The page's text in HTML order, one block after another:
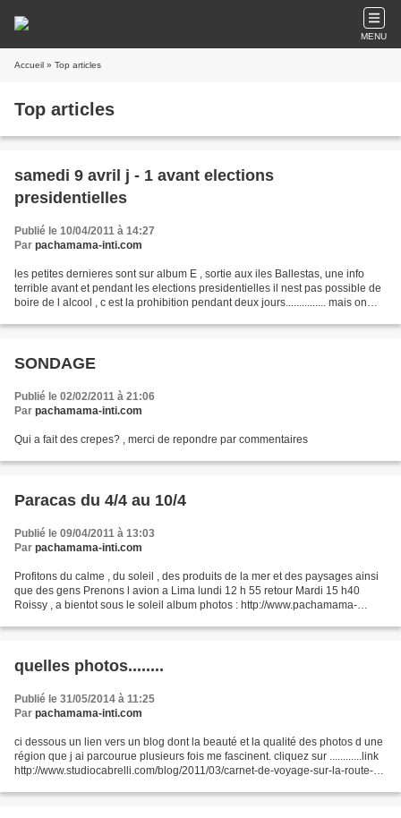
MENU
Accueil » Top articles
Top articles
samedi 9 avril j - 1 avant elections
presidentielles
Publié le 10/04/2011 à 14:27
Par pachamama-inti.com
les petites dernieres sont sur album E , sortie aux iles Ballestas, une info
terrible avant et pendant les elections presidentielles il nest pas possible de
boire de l alcool , c est la prohibition pendant deux jours............... mais on
SONDAGE
Publié le 02/02/2011 à 21:06
Par pachamama-inti.com
Qui a fait des crepes? , merci de repondre par commentaires
Paracas du 4/4 au 10/4
Publié le 09/04/2011 à 13:03
Par pachamama-inti.com
Profitons du calme , du soleil , des produits de la mer et des paysages ainsi
que des gens Prenons l avion a Lima lundi 12 h 55 retour Mardi 15 h40
Roissy , a bientot sous le soleil album photos : http://www.pachamama-
quelles photos........
Publié le 31/05/2014 à 11:25
Par pachamama-inti.com
ci dessous un lien vers un blog dont la beauté et la qualité des photos d une
région que j ai parcourue plusieurs fois me fascinent. cliquez sur ............link
http://www.studiocabrelli.com/blog/2011/03/carnet-de-voyage-sur-la-route-